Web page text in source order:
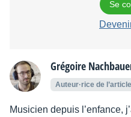
Se
Grégoire
Auteur·rice de l’article
Musicien depuis l’enfance,